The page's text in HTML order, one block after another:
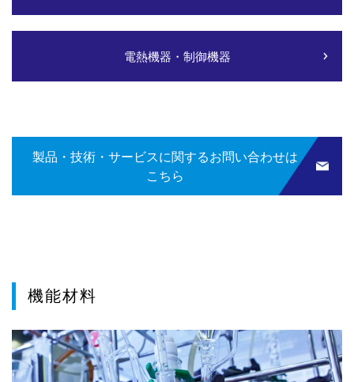
電熱機器・制御機器
製品・技術・サービスに関するお問い合わせは
こちら
機能材料